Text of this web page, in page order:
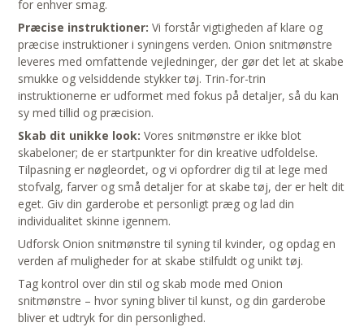
for enhver smag.
Præcise instruktioner: Vi forstår vigtigheden af klare og
præcise instruktioner i syningens verden. Onion snitmønstre
leveres med omfattende vejledninger, der gør det let at skabe
smukke og velsiddende stykker tøj. Trin-for-trin
instruktionerne er udformet med fokus på detaljer, så du kan
sy med tillid og præcision.
Skab dit unikke look: Vores snitmønstre er ikke blot
skabeloner; de er startpunkter for din kreative udfoldelse.
Tilpasning er nøgleordet, og vi opfordrer dig til at lege med
stofvalg, farver og små detaljer for at skabe tøj, der er helt dit
eget. Giv din garderobe et personligt præg og lad din
individualitet skinne igennem.
Udforsk Onion snitmønstre til syning til kvinder, og opdag en
verden af muligheder for at skabe stilfuldt og unikt tøj.
Tag kontrol over din stil og skab mode med Onion
snitmønstre – hvor syning bliver til kunst, og din garderobe
bliver et udtryk for din personlighed.